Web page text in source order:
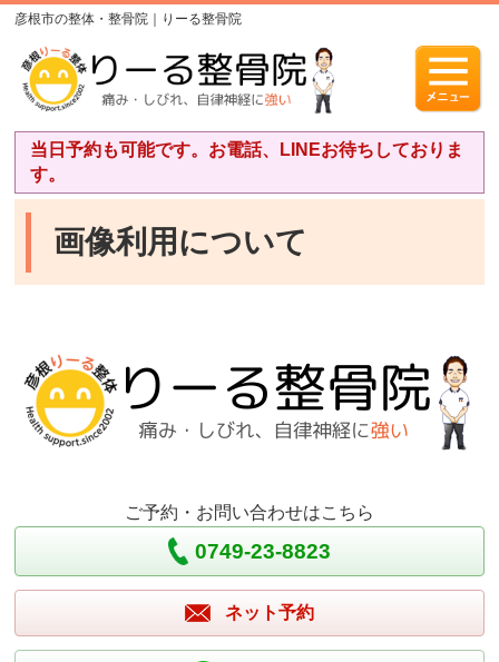
彦根市の整体・整骨院｜りーる整骨院
当日予約も可能です。お電話、LINEお待ちしておりま
す。
画像利用について
ご予約・お問い合わせはこちら
0749-23-8823
ネット予約